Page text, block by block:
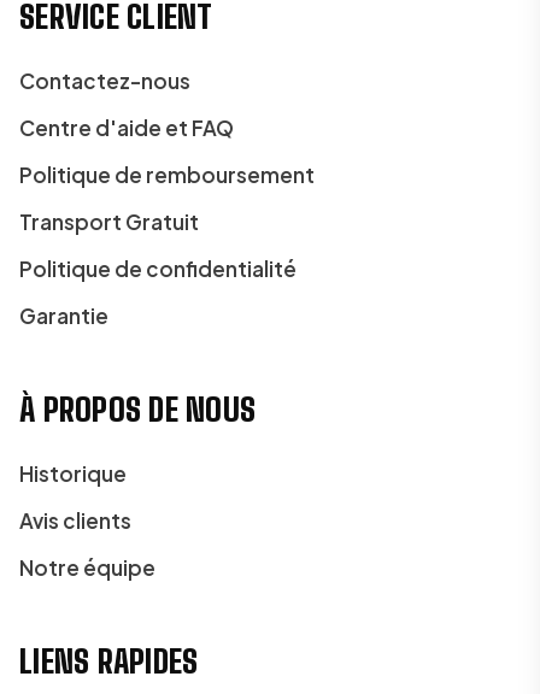
SERVICE CLIENT
Contactez-nous
Centre d'aide et FAQ
Politique de remboursement
Transport Gratuit
Politique de confidentialité
Garantie
À PROPOS DE NOUS
Historique
Avis clients
Notre équipe
LIENS RAPIDES